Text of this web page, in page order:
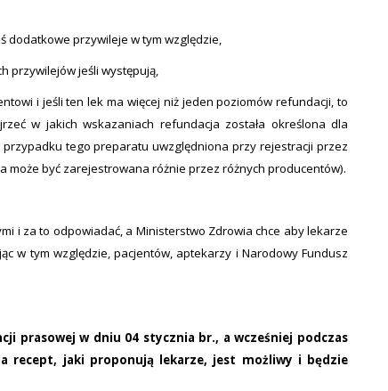
dodatkowe przywileje w tym względzie,
przywilejów jeśli występują,
i jeśli ten lek ma więcej niż jeden poziomów refundacji, to
w jakich wskazaniach refundacja została określona dla
tego preparatu uwzględniona przy rejestracji przez
może być zarejestrowana różnie przez różnych producentów).
i za to odpowiadać, a Ministerstwo Zdrowia chce aby lekarze
w tym względzie, pacjentów, aptekarzy i Narodowy Fundusz
prasowej w dniu 04 stycznia br., a wcześniej podczas
recept, jaki proponują lekarze, jest możliwy i będzie